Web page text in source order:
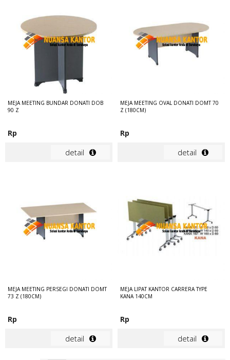
MEJA MEETING BUNDAR DONATI DOB
90 Z
Rp
detail
MEJA MEETING OVAL DONATI DOMT 70
Z (180CM)
Rp
detail
MEJA MEETING PERSEGI DONATI DOMT
73 Z (180CM)
Rp
detail
MEJA LIPAT KANTOR CARRERA TYPE
KANA 140CM
Rp
detail